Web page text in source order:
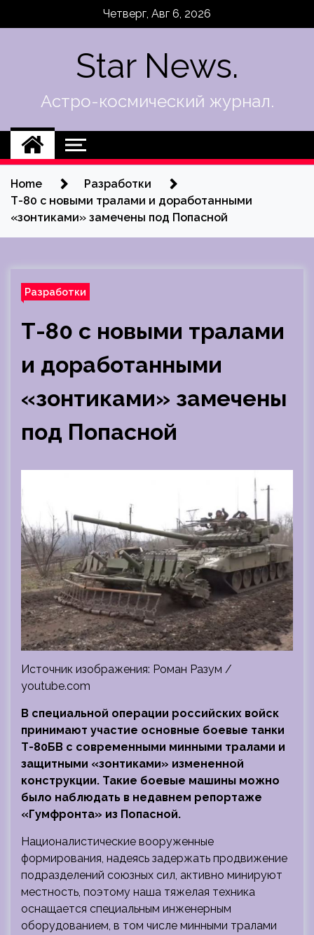
Четверг, Авг 6, 2026
Star News.
Астро-космический журнал.
Home
Разработки
Т-80 с новыми тралами и доработанными
«зонтиками» замечены под Попасной
Разработки
Т-80 с новыми тралами
и доработанными
«зонтиками» замечены
под Попасной
Источник изображения: Роман Разум /
youtube.com
В специальной операции российских войск
принимают участие основные боевые танки
Т-80БВ с современными минными тралами и
защитными «зонтиками» измененной
конструкции. Такие боевые машины можно
было наблюдать в недавнем репортаже
«Гумфронта» из Попасной.
Националистические вооруженные
формирования, надеясь задержать продвижение
подразделений союзных сил, активно минируют
местность, поэтому наша тяжелая техника
оснащается специальным инженерным
оборудованием, в том числе минными тралами